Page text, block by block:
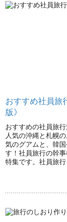
おすすめ社員旅
版》
おすすめの社員旅
人気の沖縄と札幌
気のグアムと、韓
す！社員旅行の幹
特集です。社員旅